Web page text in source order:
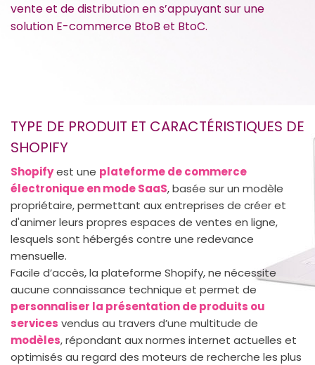
vente et de distribution en s’appuyant sur une
solution E-commerce BtoB et BtoC.
TYPE DE PRODUIT ET CARACTÉRISTIQUES DE
SHOPIFY
Shopifyest une plateforme de commerce
électronique en mode SaaS, basée sur un modèle
propriétaire, permettant aux entreprises de créer et
d'animer leurs propres espaces de ventes en ligne,
lesquels sont hébergés contre une redevance
mensuelle.
Facile d’accès, la plateforme Shopify, ne nécessite
aucune connaissance technique et permet de
personnaliser la présentation de produits ou
services vendus au travers d’une multitude de
modèles, répondant aux normes internet actuelles et
optimisés au regard des moteurs de recherche les plus